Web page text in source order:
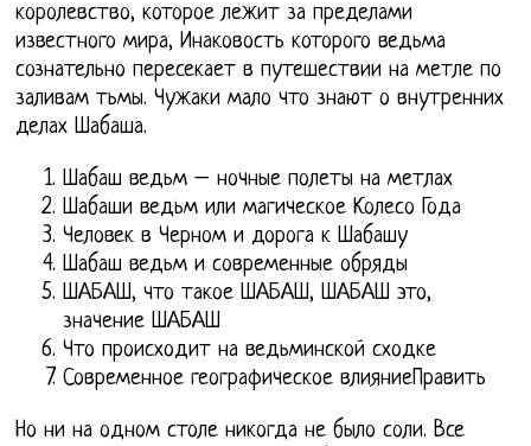
королевство, которое лежит за пределами
известного мира, Инаковость которого ведьма
сознательно пересекает в путешествии на метле по
заливам тьмы. Чужаки мало что знают о внутренних
делах Шабаша.
Шабаш ведьм – ночные полеты на метлах
Шабаши ведьм или магическое Колесо Года
Человек в Черном и дорога к Шабашу
Шабаш ведьм и современные обряды
ШАБАШ, что такое ШАБАШ, ШАБАШ это,
значение ШАБАШ
Что происходит на ведьминской сходке
Современное географическое влияниеПравить
Но ни на одном столе никогда не было соли. Все